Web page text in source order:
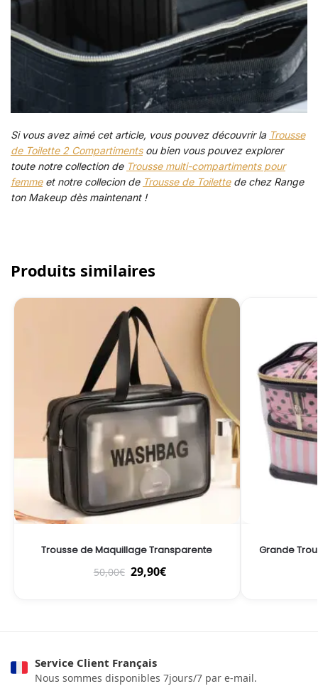
Si vous avez aimé cet article, vous pouvez découvrir la Trousse
de Toilette 2 Compartimentsou bien vous pouvez explorer
toute notre collection de Trousse multi-compartiments pour
femme et notre collecion de Trousse de Toilettede chez Range
ton Makeup dès maintenant !
Produits similaires
Trousse de Maquillage Transparente
50,00€ 29,90€
Grande
Service Client Français
Nous sommes disponibles 7jours/7 par e-mail.